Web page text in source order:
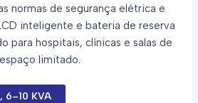
normas de segurança elétrica e
inteligente e bateria de reserva
para hospitais, clínicas e salas de
limitado.
6–10 KVA